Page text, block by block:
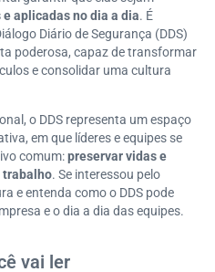
aplicadas no dia a dia. É
Diário de Segurança (DDS)
poderosa, capaz de transformar
e consolidar uma cultura
o DDS representa um espaço
em que líderes e equipes se
comum:preservar vidas e
trabalho. Se interessou pelo
e entenda como o DDS pode
e o dia a dia das equipes.
vai ler